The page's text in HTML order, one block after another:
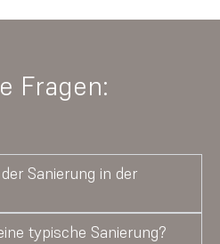
Fragen:
Sanierung in der
typische Sanierung?